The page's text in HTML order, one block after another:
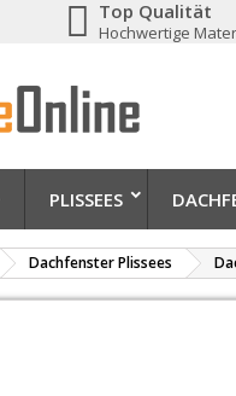
Top Qualität
Hochwertige
PLISSEES
Dachfenster Plissees